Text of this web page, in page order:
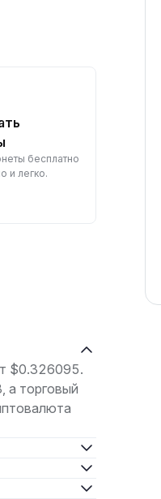
бесплатно
и легко.
—
$0.326095.
а торговый